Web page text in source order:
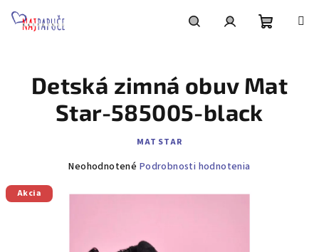
košík
Detská zimná obuv Mat
Star-585005-black
MAT STAR
Priemerné
produktu
Neohodnotené Podrobnosti hodnotenia
Akcia